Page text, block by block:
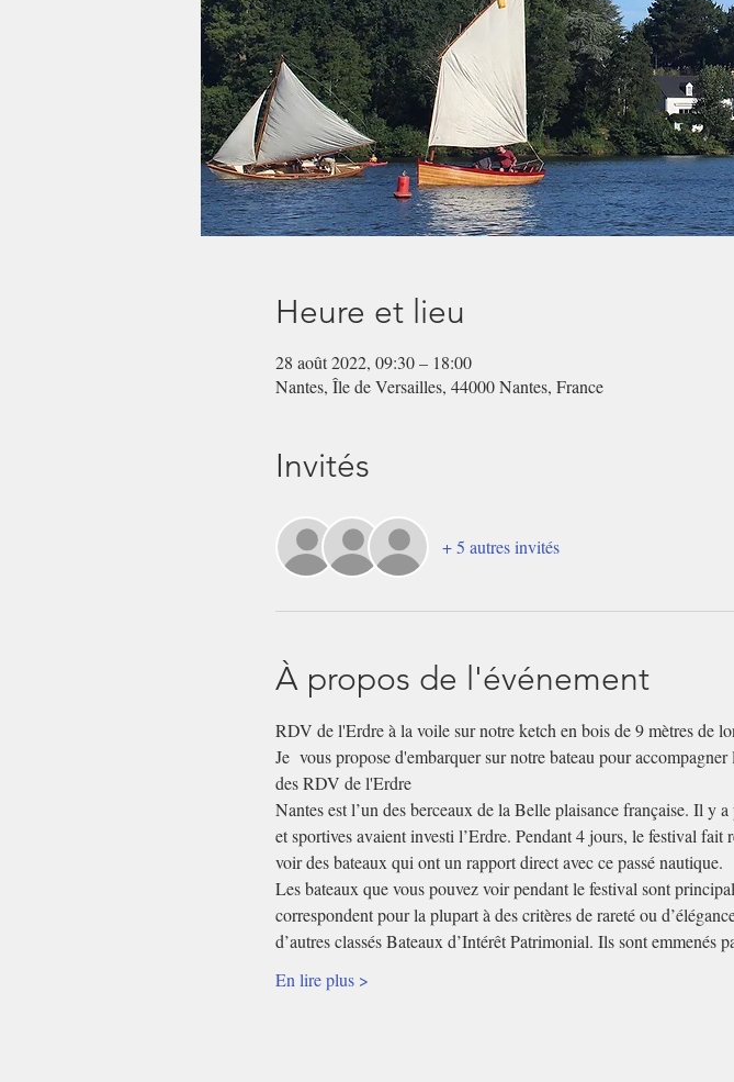
Heure et lieu
28 août 2022, 09:30 – 18:00
Nantes, Île de Versailles, 44000 Nantes, France
Invités
+ 5 autres invités
À propos de l'événement
RDV de l'Erdre à la voile sur notre ketch en bois de 9 mètres de
Je  vous propose d'embarquer sur notre bateau pour
des RDV de l'Erdre
Nantes est l’un des berceaux de la Belle plaisance française. Il y
et sportives avaient investi l’Erdre. Pendant 4 jours, le festival
voir des bateaux qui ont un rapport direct avec ce passé nautique.
Les bateaux que vous pouvez voir pendant le festival sont
correspondent pour la plupart à des critères de rareté ou
d’autres classés Bateaux d’Intérêt Patrimonial. Ils sont emmenés
En lire plus >